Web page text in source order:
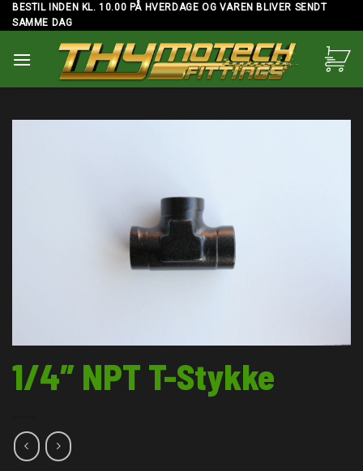
Skip
to
BESTIL INDEN KL. 10.00 PÅ HVERDAGE OG VAREN BLIVER SENDT
SAMME DAG
1/4″ NPT T-Stykke